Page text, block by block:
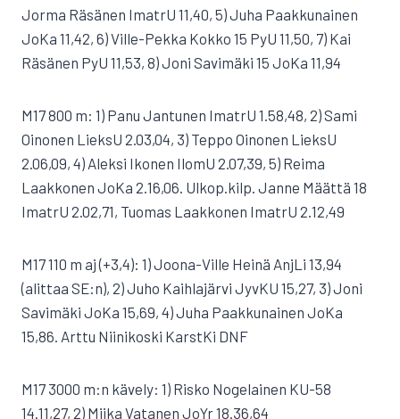
Jorma Räsänen ImatrU 11,40, 5) Juha Paakkunainen
JoKa 11,42, 6) Ville-Pekka Kokko 15 PyU 11,50, 7) Kai
Räsänen PyU 11,53, 8) Joni Savimäki 15 JoKa 11,94
M17 800 m: 1) Panu Jantunen ImatrU 1.58,48, 2) Sami
Oinonen LieksU 2.03,04, 3) Teppo Oinonen LieksU
2.06,09, 4) Aleksi Ikonen IlomU 2.07,39, 5) Reima
Laakkonen JoKa 2.16,06. Ulkop.kilp. Janne Määttä 18
ImatrU 2.02,71, Tuomas Laakkonen ImatrU 2.12,49
M17 110 m aj (+3,4): 1) Joona-Ville Heinä AnjLi 13,94
(alittaa SE:n), 2) Juho Kaihlajärvi JyvKU 15,27, 3) Joni
Savimäki JoKa 15,69, 4) Juha Paakkunainen JoKa
15,86. Arttu Niinikoski KarstKi DNF
M17 3000 m:n kävely: 1) Risko Nogelainen KU-58
14.11,27, 2) Miika Vatanen JoYr 18.36,64